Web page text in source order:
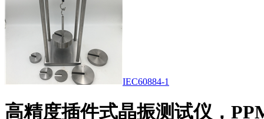
IEC60884-1
高精度插件式晶振测试仪，